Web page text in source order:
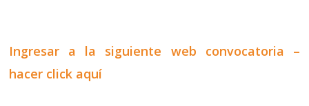
Ingresar a la siguiente web convocatoria –
hacer click aquí